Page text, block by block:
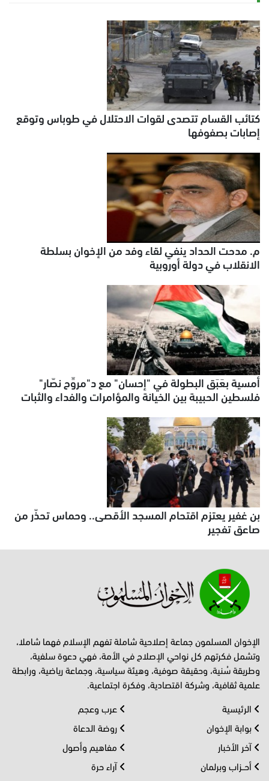
كتائب القسام تتصدى لقوات الاحتلال في طوباس وتوقع
إصابات بصفوفها
م. مدحت الحداد ينفي لقاء وفد من الإخوان بسلطة
الانقلاب في دولة أوروبية
أمسية بعَبَق البطولة في "إحسان" مع د"مروِّح نصّار"
فلسطين الحبيبة بين الخيانة والمؤامرات والفداء والثبات
بن غفير يعتزم اقتحام المسجد الأقصى.. وحماس تحذّر من
صاعق تفجير
الإخوان المسلمون جماعة إصلاحية شاملة تفهم الإسلام فهما شاملا،
وتشمل فكرتهم كل نواحي الإصلاح في الأمة، فهي دعوة سلفية،
وطريقة سُنية، وحقيقة صوفية، وهيئة سياسية، وجماعة رياضية، ورابطة
علمية ثقافية، وشركة اقتصادية، وفكرة اجتماعية.
الرئيسية
بوابة الإخوان
آخر الأخبار
أحــزاب وبرلمان
عرب وعجم
روضة الدعاة
مفاهيم وأصول
آراء حرة